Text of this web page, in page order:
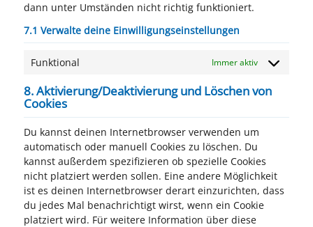
dann unter Umständen nicht richtig funktioniert.
7.1 Verwalte deine Einwilligungseinstellungen
Funktional Immer aktiv
8. Aktivierung/Deaktivierung und Löschen von
Cookies
Du kannst deinen Internetbrowser verwenden um
automatisch oder manuell Cookies zu löschen. Du
kannst außerdem spezifizieren ob spezielle Cookies
nicht platziert werden sollen. Eine andere Möglichkeit
ist es deinen Internetbrowser derart einzurichten, dass
du jedes Mal benachrichtigt wirst, wenn ein Cookie
platziert wird. Für weitere Information über diese